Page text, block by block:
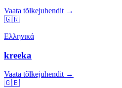
Vaata tõlkejuhendit →
🇬🇷
Ελληνικά
kreeka
Vaata tõlkejuhendit →
🇬🇧